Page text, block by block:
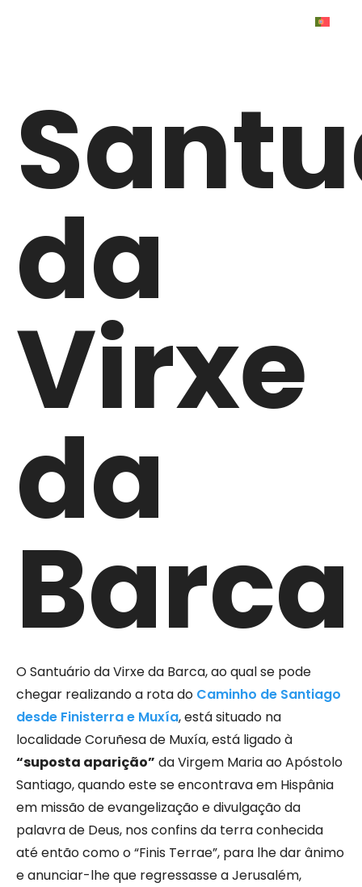
da
Virxe
da
Barca
O Santuário da Virxe da Barca, ao qual se pode
chegar realizando a rota do Caminho de Santiago
desde Finisterra e Muxía, está situado na
localidade Coruñesa de Muxía, está ligado à
“suposta aparição” da Virgem Maria ao Apóstolo
Santiago, quando este se encontrava em Hispânia
em missão de evangelização e divulgação da
palavra de Deus, nos confins da terra conhecida
até então como o “Finis Terrae”, para lhe dar ânimo
e anunciar-lhe que regressasse a Jerusalém,